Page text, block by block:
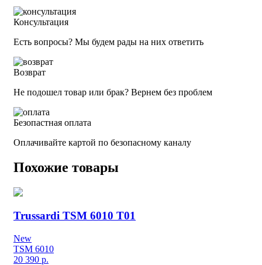
Консультация
Есть вопросы? Мы будем рады на них ответить
Возврат
Не подошел товар или брак? Вернем без проблем
Безопастная оплата
Оплачивайте картой по безопасному каналу
Похожие товары
Trussardi TSM 6010 T01
New
TSM 6010
20 390 р.